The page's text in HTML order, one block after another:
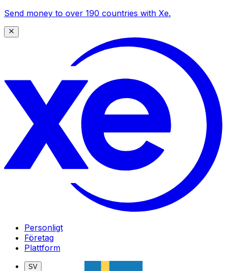
Send money to over 190 countries with Xe.
Personligt
Företag
Plattform
SV